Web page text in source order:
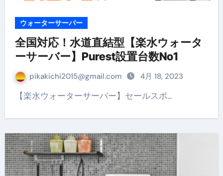
ウォーターサーバー
全国対応！水道直結型【楽水ウォータ
ーサーバー】Purest設置台数No1
pikakichi2015@gmail.com 4月 18, 2023
【楽水ウォーターサーバー】セールスポ…